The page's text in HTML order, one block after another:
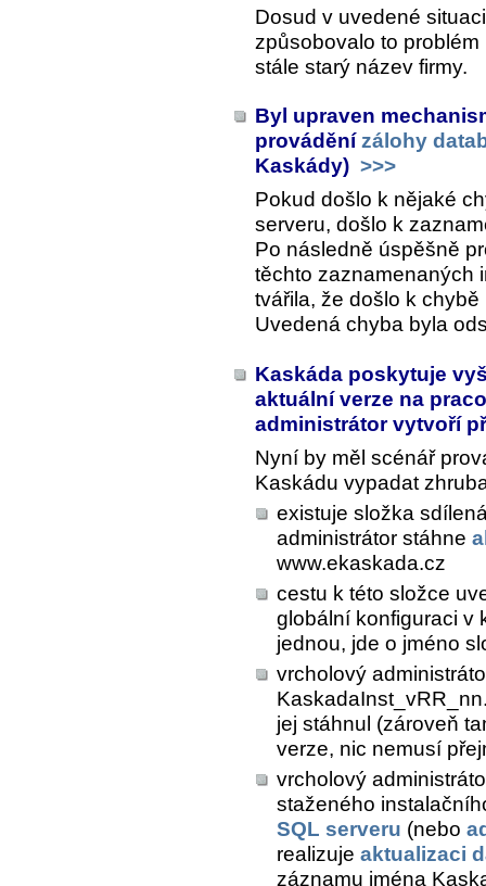
Dosud v uvedené
způsobovalo to
stále starý název firmy.
Byl upraven
prováděnízálohy
Kaskády) >>>
Pokud došlo k nějaké
serveru, došlo k
Po následně úspěšně
těchto zaznamenaných
tvářila, že došlo k
Uvedená chyba byla
Kaskáda poskytuje
aktuální verze na
administrátor vytvoří
Nyní by měl scénář
Kaskádu vypadat
existuje složka
administrátor stáhne
www.ekaskada.cz
cestu k této složce
globální konfiguraci v
jednou, jde o jméno
vrcholový
jej stáhnul (zároveň
verze, nic nemusí
vrcholový
staženého
SQL serveru (nebo
realizuje aktualizaci
záznamu jména